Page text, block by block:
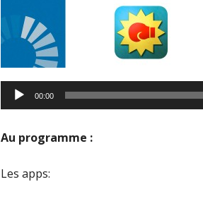
00:00
Au programme :
Les apps: